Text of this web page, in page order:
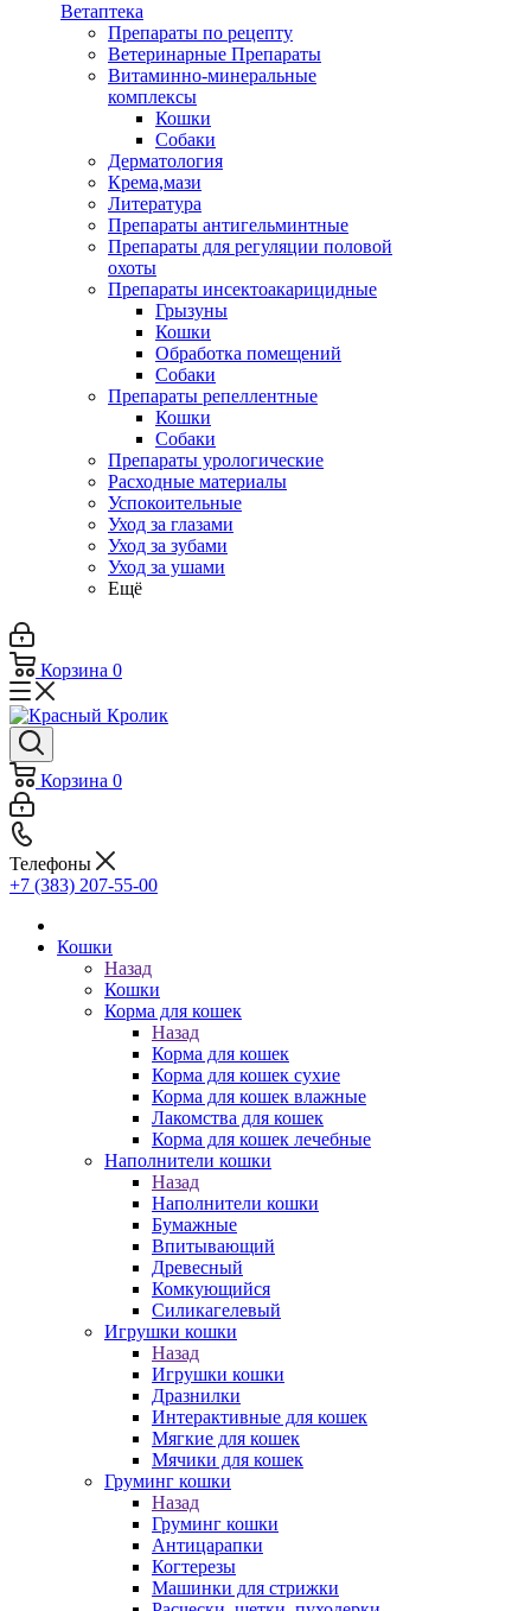
Ветаптека
Препараты по рецепту
Ветеринарные Препараты
Витаминно-минеральные
комплексы
Кошки
Собаки
Дерматология
Крема,мази
Литература
Препараты антигельминтные
Препараты для регуляции половой
охоты
Препараты инсектоакарицидные
Грызуны
Кошки
Обработка помещений
Собаки
Препараты репеллентные
Кошки
Собаки
Препараты урологические
Расходные материалы
Успокоительные
Уход за глазами
Уход за зубами
Уход за ушами
Ещё
Корзина 0
Корзина 0
Телефоны
+7 (383) 207-55-00
Кошки
Назад
Кошки
Корма для кошек
Назад
Корма для кошек
Корма для кошек сухие
Корма для кошек влажные
Лакомства для кошек
Корма для кошек лечебные
Наполнители кошки
Назад
Наполнители кошки
Бумажные
Впитывающий
Древесный
Комкующийся
Силикагелевый
Игрушки кошки
Назад
Игрушки кошки
Дразнилки
Интерактивные для кошек
Мягкие для кошек
Мячики для кошек
Груминг кошки
Назад
Груминг кошки
Антицарапки
Когтерезы
Машинки для стрижки